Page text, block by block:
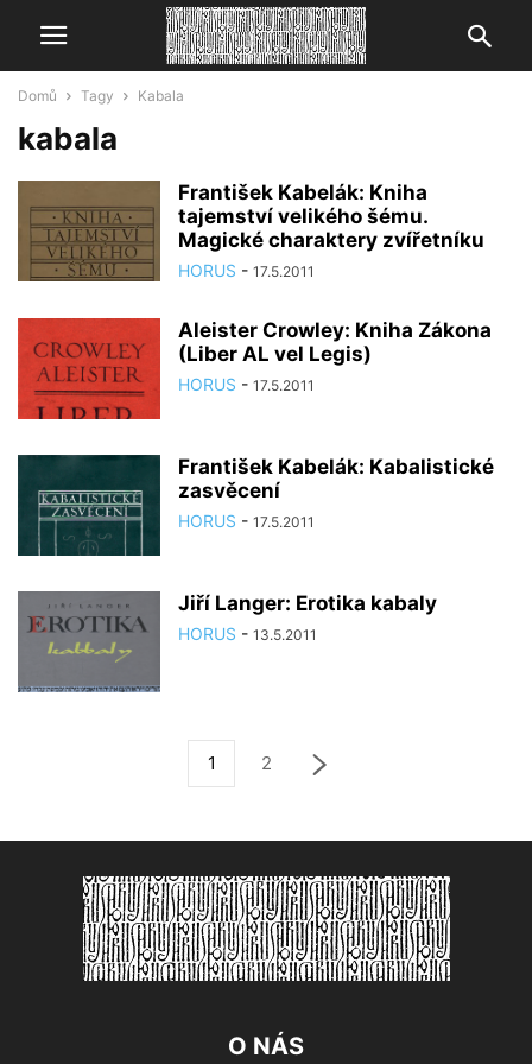
Domů Tagy Kabala
kabala
František Kabelák: Kniha
tajemství velikého šému.
Magické charaktery zvířetníku
HORUS - 17.5.2011
Aleister Crowley: Kniha Zákona
(Liber AL vel Legis)
HORUS - 17.5.2011
František Kabelák: Kabalistické
zasvěcení
HORUS - 17.5.2011
Jiří Langer: Erotika kabaly
HORUS - 13.5.2011
1 2
O NÁS